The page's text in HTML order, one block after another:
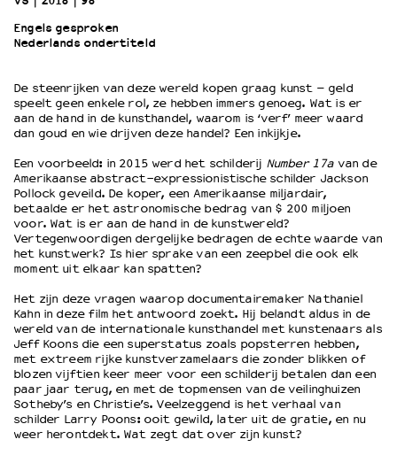
OVER LANTARENVENSTER
Werken bij
Wie is wie
Word vriend
Partners
Huisregels
Privacyverklaring
Integriteits- en gedragscode
Duurzaamheid
Culturele boycot Israël
Ruimte voor artistieke vrijheid – VNPF
Engels gesproken
Nederlands ondertiteld
De steenrijken van deze wereld kopen graag kunst – geld
speelt geen enkele rol, ze hebben immers genoeg. Wat is er
aan de hand in de kunsthandel, waarom is ‘verf’ meer waard
dan goud en wie drijven deze handel? Een inkijkje.
Een voorbeeld: in 2015 werd het schilderij Number 17avan de
Amerikaanse abstract-expressionistische schilder Jackson
Pollock geveild. De koper, een Amerikaanse miljardair,
betaalde er het astronomische bedrag van $ 200 miljoen
voor. Wat is er aan de hand in de kunstwereld?
Vertegenwoordigen dergelijke bedragen de echte waarde van
het kunstwerk? Is hier sprake van een zeepbel die ook elk
moment uit elkaar kan spatten?
Het zijn deze vragen waarop documentairemaker Nathaniel
Kahn in deze film het antwoord zoekt. Hij belandt aldus in de
wereld van de internationale kunsthandel met kunstenaars als
Jeff Koons die een superstatus zoals popsterren hebben,
met extreem rijke kunstverzamelaars die zonder blikken of
blozen vijftien keer meer voor een schilderij betalen dan een
paar jaar terug, en met de topmensen van de veilinghuizen
Sotheby’s en Christie’s. Veelzeggend is het verhaal van
schilder Larry Poons: ooit gewild, later uit de gratie, en nu
weer herontdekt. Wat zegt dat over zijn kunst?